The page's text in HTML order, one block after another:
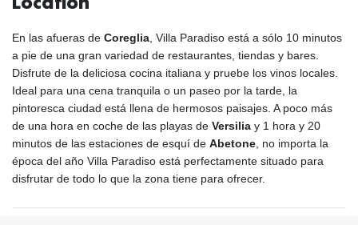
En las afueras de Coreglia , Villa Paradiso está a sólo 10 minutos
a pie de una gran variedad de restaurantes, tiendas y bares.
Disfrute de la deliciosa cocina italiana y pruebe los vinos locales.
Ideal para una cena tranquila o un paseo por la tarde, la
pintoresca ciudad está llena de hermosos paisajes. A poco más
de una hora en coche de las playas de Versilia y 1 hora y 20
minutos de las estaciones de esquí de Abetone , no importa la
época del año Villa Paradiso está perfectamente situado para
disfrutar de todo lo que la zona tiene para ofrecer.